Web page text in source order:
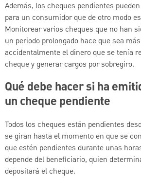
Además, los cheques pendientes
para un consumidor que de otro modo
Monitorear varios cheques que no han
un periodo prolongado hace que sea
accidentalmente el dinero que se tenía
cheque y generar cargos por sobregiro.
Qué debe hacer si ha
un cheque pendiente
Todos los cheques están pendientes
se giran hasta el momento en que se
que estén pendientes durante unas
depende del beneficiario, quien
depositará el cheque.